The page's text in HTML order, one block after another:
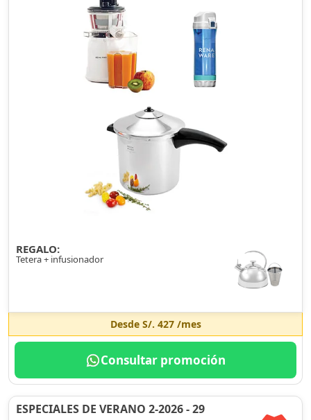
REGALO:
Tetera + infusionador
Desde S/. 427/mes
Consultar promoción
ESPECIALES DE VERANO 2-2026 - 29